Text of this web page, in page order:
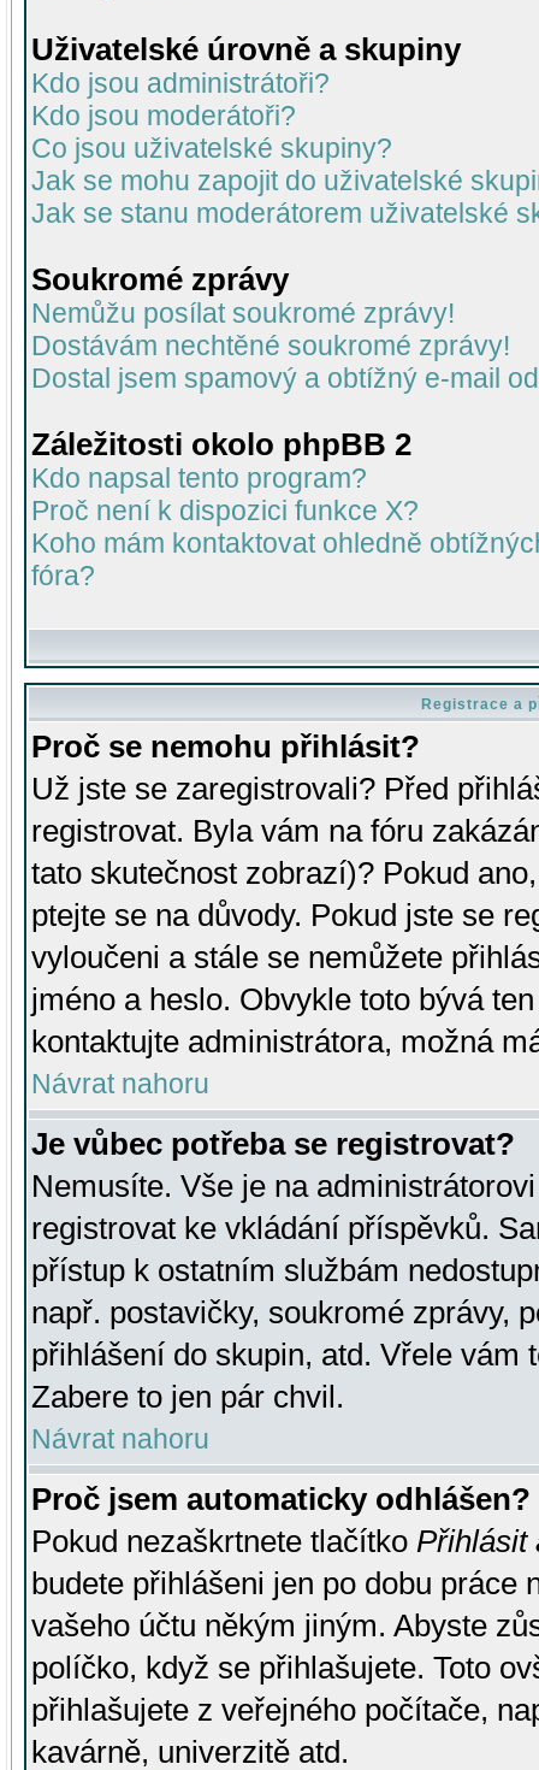
Uživatelské úrovně a skupiny
Kdo jsou administrátoři?
Kdo jsou moderátoři?
Co jsou uživatelské skupiny?
Jak se mohu zapojit do uživatelské
Jak se stanu moderátorem uživatelské
Soukromé zprávy
Nemůžu posílat soukromé zprávy!
Dostávám nechtěné soukromé zprávy!
Dostal jsem spamový a obtížný e-mail
Záležitosti okolo phpBB 2
Kdo napsal tento program?
Proč není k dispozici funkce X?
Koho mám kontaktovat ohledně
fóra?
Registrace a
Proč se nemohu přihlásit?
Už jste se zaregistrovali? Před
registrovat. Byla vám na fóru
tato skutečnost zobrazí)? Pokud
ptejte se na důvody. Pokud jste se
vyloučeni a stále se nemůžete
jméno a heslo. Obvykle toto bývá
kontaktujte administrátora, možná
Návrat nahoru
Je vůbec potřeba se registrovat?
Nemusíte. Vše je na
registrovat ke vkládání příspěvků.
přístup k ostatním službám
např. postavičky, soukromé zprávy,
přihlášení do skupin, atd. Vřele vám
Zabere to jen pár chvil.
Návrat nahoru
Proč jsem automaticky odhlášen?
Pokud nezaškrtnete tlačítko Přihlásit
budete přihlášeni jen po dobu práce
vašeho účtu někým jiným. Abyste
políčko, když se přihlašujete. Toto
přihlašujete z veřejného počítače,
kavárně, univerzitě atd.